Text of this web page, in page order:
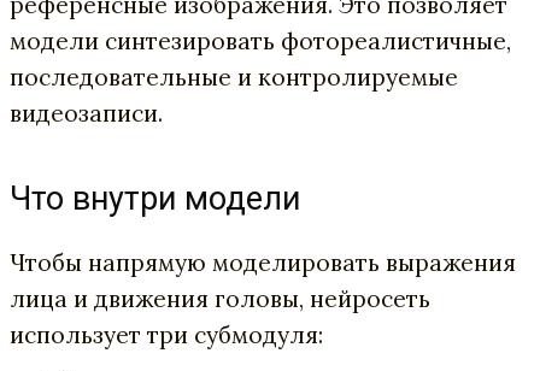
модели синтезировать фотореалистичные,
последовательные и контролируемые
видеозаписи.
Что внутри модели
Чтобы напрямую моделировать выражения
лица и движения головы, нейросеть
использует три субмодуля: